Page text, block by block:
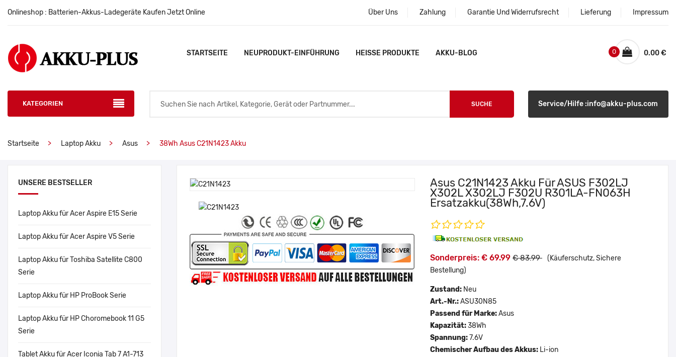
Onlineshop : Batterien-Akkus-Ladegeräte Kaufen Jetzt Online Über Uns Zahlung Garantie Und Widerrufsrecht Lieferung Impressum
STARTSEITE NEUPRODUKT-EINFÜHRUNG HEISSE PRODUKTE AKKU-BLOG 0.00 €
0
KATEGORIEN SUCHE Service/Hilfe :info@akku-plus.com
Startseite Laptop Akku Asus 38Wh Asus C21N1423 Akku
UNSERE BESTSELLER
Laptop Akku für Acer Aspire E15 Serie
Laptop Akku für Acer Aspire V5 Serie
Laptop Akku für Toshiba Satellite C800
Serie
Laptop Akku für HP ProBook Serie
Laptop Akku für HP Choromebook 11 G5
Serie
Tablet Akku für Acer Iconia Tab 7 A1-713
Asus C21N1423 Akku Für ASUS F302LJ
X302L X302LJ F302U R301LA-FN063H
Ersatzakku(38Wh,7.6V)
Sonderpreis: € 69.99 € 83.99 (Käuferschutz, Sichere
Bestellung)
Zustand: Neu
Art.-Nr.:ASU30N85
Passend für Marke:Asus
Kapazität:38Wh
Spannung:7.6V
Chemischer Aufbau des Akkus: Li-ion